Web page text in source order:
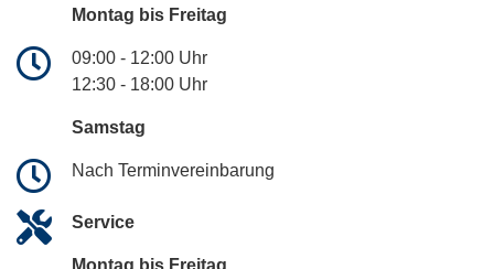
Montag bis Freitag
09:00 - 12:00 Uhr
12:30 - 18:00 Uhr
Samstag
Nach Terminvereinbarung
Service
Montag bis Freitag